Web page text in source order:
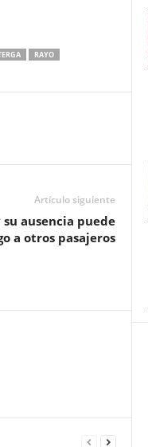
RAYO
Artículo siguiente
su ausencia puede
a otros pasajeros